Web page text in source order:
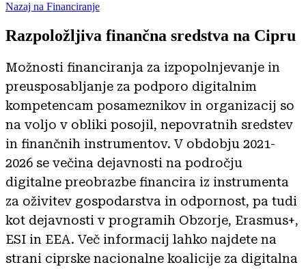
Nazaj na Financiranje
Razpoložljiva finančna sredstva na Cipru
Možnosti financiranja za izpopolnjevanje in
preusposabljanje za podporo digitalnim
kompetencam posameznikov in organizacij so
na voljo v obliki posojil, nepovratnih sredstev
in finančnih instrumentov. V obdobju 2021-
2026 se večina dejavnosti na področju
digitalne preobrazbe financira iz instrumenta
za oživitev gospodarstva in odpornost, pa tudi
kot dejavnosti v programih Obzorje, Erasmus+,
ESI in EEA. Več informacij lahko najdete na
strani ciprske nacionalne koalicije za digitalna